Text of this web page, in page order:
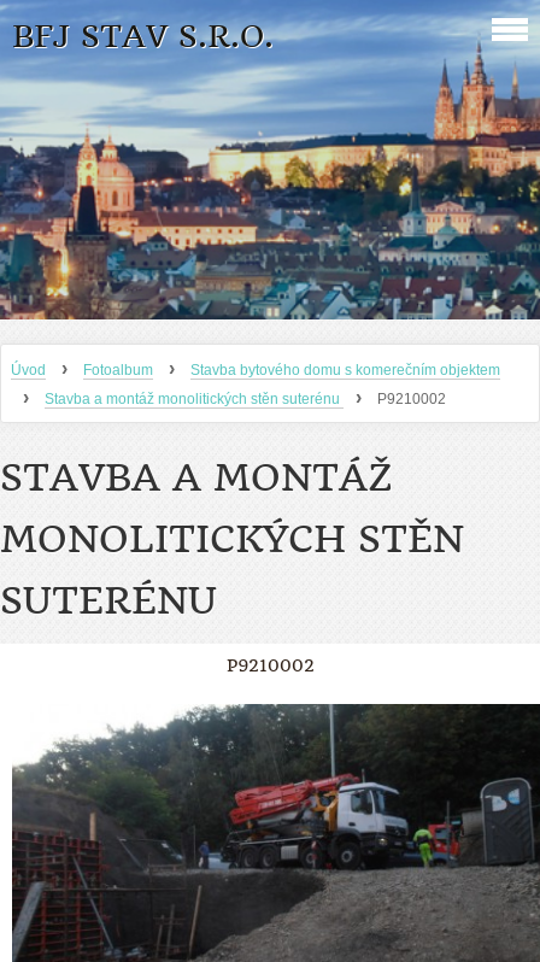
BFJ STAV S.R.O.
Úvod › Fotoalbum › Stavba bytového domu s komerečním objektem
› Stavba a montáž monolitických stěn suterénu › P9210002
STAVBA A MONTÁŽ
MONOLITICKÝCH STĚN
SUTERÉNU
P9210002